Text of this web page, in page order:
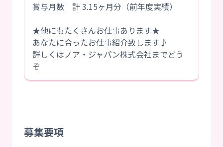
賞与月数 計 3.15ヶ月分（前年度実績）
★他にもたくさんお仕事あります★
あなたに合ったお仕事紹介致します♪
詳しくはノア・ジャパン株式会社までどう
ぞ
募集要項